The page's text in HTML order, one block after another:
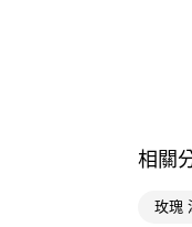
相關
玫瑰